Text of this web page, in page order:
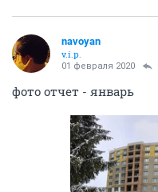
navoyan
v.i.p.
01 февраля 2020
фото отчет - январь